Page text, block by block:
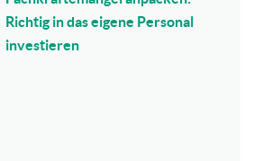
Richtig in das eigene Personal
investieren